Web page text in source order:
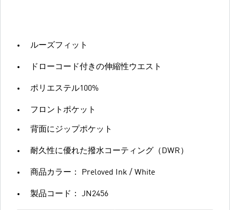
ルーズフィット
ドローコード付きの伸縮性ウエスト
ポリエステル100%
フロントポケット
背面にジップポケット
耐久性に優れた撥水コーティング（DWR）
商品カラー： Preloved Ink / White
製品コード： JN2456